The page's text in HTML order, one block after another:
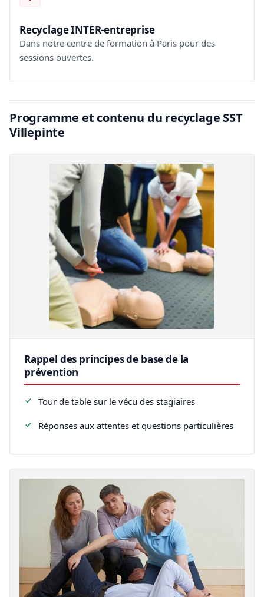
Recyclage INTER-entreprise
Dans notre centre de formation à Paris pour des
sessions ouvertes.
Programme et contenu du recyclage SST
Villepinte
Rappel des principes de base de la
prévention
Tour de table sur le vécu des stagiaires
Réponses aux attentes et questions particulières